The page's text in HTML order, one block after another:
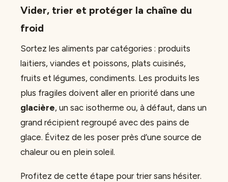
Vider, trier et protéger la chaîne du
froid
Sortez les aliments par catégories : produits
laitiers, viandes et poissons, plats cuisinés,
fruits et légumes, condiments. Les produits les
plus fragiles doivent aller en priorité dans une
glacière, un sac isotherme ou, à défaut, dans un
grand récipient regroupé avec des pains de
glace. Évitez de les poser près d’une source de
chaleur ou en plein soleil.
Profitez de cette étape pour trier sans hésiter.